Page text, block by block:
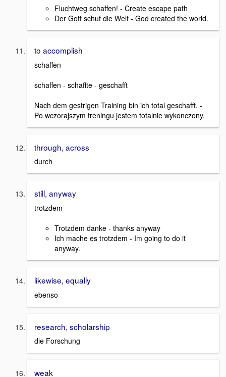
Fluchtweg schaffen! - Create escape path
Der Gott schuf die Welt - God created the world.
to accomplish
schaffen
schaffen - schaffte - geschafft
Nach dem gestrigen Training bin ich total geschafft. -
Po wczorajszym treningu jestem totalnie wykonczony.
through, across
durch
still, anyway
trotzdem
Trotzdem danke - thanks anyway
Ich mache es trotzdem - Im going to do it
anyway.
likewise, equally
ebenso
research, scholarship
die Forschung
weak